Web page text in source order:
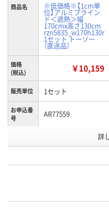
商品名 ※低価格※【1cm単
位】アルミブライン
ド＜遮熱＞幅
170cmx高さ130cm
rzn5835_w170h130r
1セット トーソー
（直送品）
価格
(税込)
￥10,159
販売単位 1セット
お申込番
号
AR77559
詳